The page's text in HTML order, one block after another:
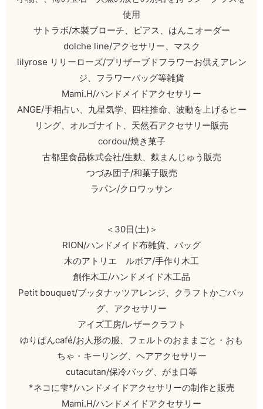
使用
サトラボ/木製ブローチ、ピアス、はんこオーダー
dolche line/アクセサリー、マスク
lilyrose リリーローズ/プリザーブドフラワーお供えアレン
ジ、フラワーバッグ等雑貨
Mami.H/ハンドメイドアクセサリー
ANGE/手相占い、九星気学、四柱推命、波動を上げるヒー
リング、オルゴナイト、天然石アクセサリー販売
cordou/焼き菓子
古都里食品株式会社/生麩、麩まんじゅう販売
つづみ団子/和菓子販売
ラパン/クロワッサン
＜30日(土)＞
RION/ハンドメイド布雑貨、バッグ
木のアトリエ ルボア/手作り木工
創作木工/ハンドメイド木工品
Petit bouquet/ブッタナッツアレンジ、クラフトかごバッ
グ、アクセサリー
アイズ工房/レザークラフト
ゆりぱんcafé/お人形の服、フェルトのおままごと・おも
ちゃ・キーリング、ヘアアクセサリー
cutacutan/保冷バッグ、がま口等
*ネコに雫*/ハンドメイドアクセサリーの制作と販売
Mami.H/ハンドメイドアクセサリー